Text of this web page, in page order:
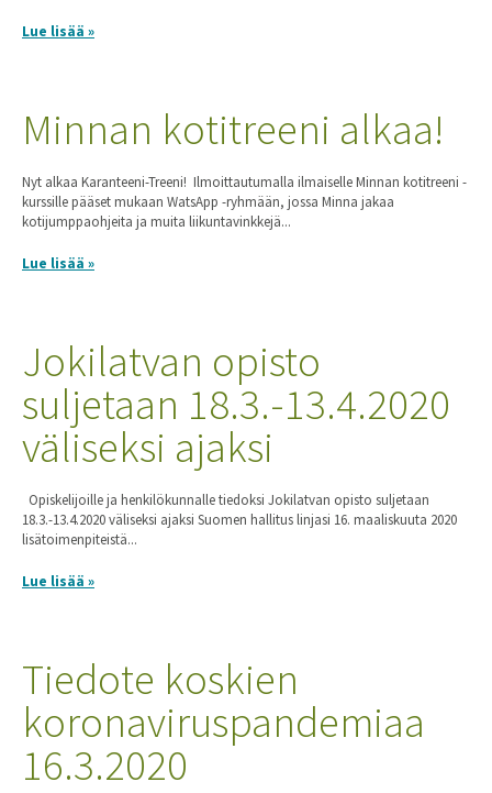
Lue lisää »
Minnan kotitreeni alkaa!
Nyt alkaa Karanteeni-Treeni! Ilmoittautumalla ilmaiselle Minnan kotitreeni -
kurssille pääset mukaan WatsApp -ryhmään, jossa Minna jakaa
kotijumppaohjeita ja muita liikuntavinkkejä...
Lue lisää »
Jokilatvan opisto
suljetaan 18.3.-13.4.2020
väliseksi ajaksi
Opiskelijoille ja henkilökunnalle tiedoksi Jokilatvan opisto suljetaan
18.3.-13.4.2020 väliseksi ajaksi Suomen hallitus linjasi 16. maaliskuuta 2020
lisätoimenpiteistä...
Lue lisää »
Tiedote koskien
koronaviruspandemiaa
16.3.2020